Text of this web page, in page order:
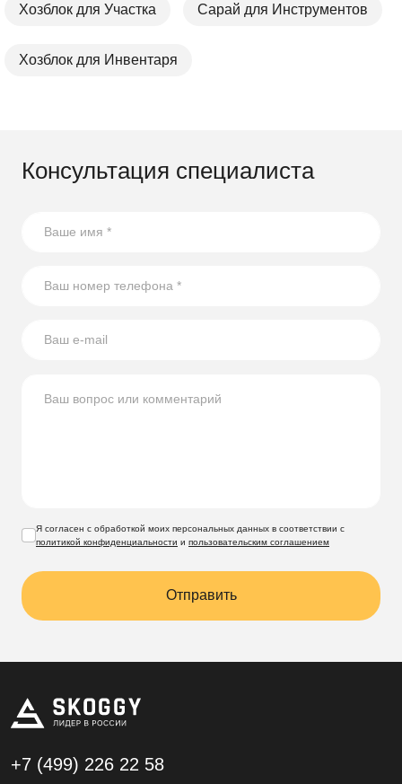
Хозблок для Участка Сарай для Инструментов
Хозблок для Инвентаря
Консультация специалиста
Я согласен с обработкой моих персональных данных в соответствии с
политикой конфиденциальности и пользовательским соглашением
Отправить
+7 (499) 226 22 58